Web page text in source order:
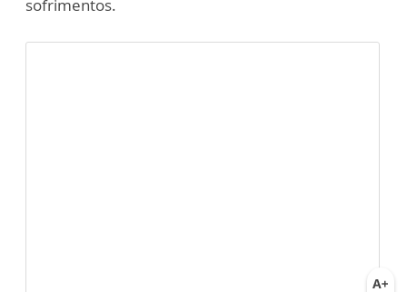
sofrimentos.